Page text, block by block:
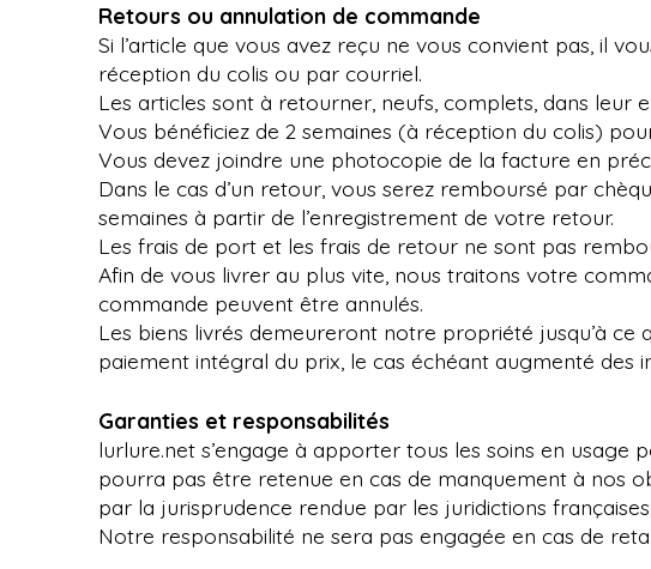
Retours ou annulation de commande
Si l’article que vous avez reçu ne vous convient pas, il
réception du colis ou par courriel.
Les articles sont à retourner, neufs, complets, dans leur
Vous bénéficiez de 2 semaines (à réception du colis)
Vous devez joindre une photocopie de la facture en
Dans le cas d’un retour, vous serez remboursé par
semaines à partir de l’enregistrement de votre retour.
Les frais de port et les frais de retour ne sont pas
Afin de vous livrer au plus vite, nous traitons votre
commande peuvent être annulés.
Les biens livrés demeureront notre propriété jusqu’à
paiement intégral du prix, le cas échéant augmenté des
Garanties et responsabilités
lurlure.net s’engage à apporter tous les soins en
pourra pas être retenue en cas de manquement à nos
par la jurisprudence rendue par les juridictions françaises.
Notre responsabilité ne sera pas engagée en cas de